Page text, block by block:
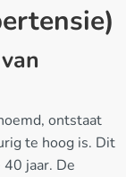
ontstaat
te hoog is. Dit
jaar. De